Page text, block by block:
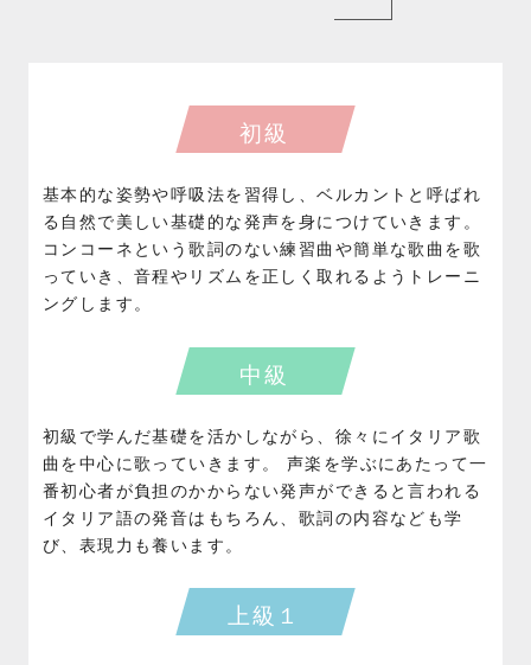
初級
基本的な姿勢や呼吸法を習得し、ベルカントと呼ばれ
る自然で美しい基礎的な発声を身につけていきます。
コンコーネという歌詞のない練習曲や簡単な歌曲を歌
っていき、音程やリズムを正しく取れるようトレーニ
ングします。
中級
初級で学んだ基礎を活かしながら、徐々にイタリア歌
曲を中心に歌っていきます。 声楽を学ぶにあたって一
番初心者が負担のかからない発声ができると言われる
イタリア語の発音はもちろん、歌詞の内容なども学
び、表現力も養います。
上級１